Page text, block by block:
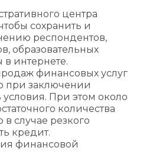
центра
сохранить и
респондентов,
образовательных
интернете.
финансовых услуг
при заключении
При этом около
количества
случае резкого
кредит.
финансовой